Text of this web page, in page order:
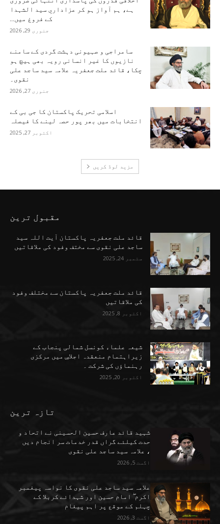
ہے، ہم آواز ہو کر عزاداریِ سید الشہدا
کے فروغ میں...
جنوری 29, 2026
سامراجی و صہیونی دہشت گردی کے سامنے
نازیوں کا غیر انسانی رویہ بھی ہیچ ہو
چکا، قائد ملت جعفریہ علامہ سید ساجد علی
نقوی۔
جنوری 27, 2026
اسلامی تحریک پاکستان کا جی بی کے
انتخابات میں بھر پور حصہ لینے کا فیصلہ
اکتوبر 27, 2025
مزید لوڈ کریں
مقبول ترین
قائد ملت جعفریہ پاکستان آیت اللہ سید
ساجد علی نقوی سے مختف وفود کی ملاقاتیں
ستمبر 24, 2025
قائد ملت جعفریہ پاکستان سے مختلف وفود
کی ملاقاتیں
اکتوبر 8, 2025
شیعہ علماء کونسل شمالی پنجاب کے
زیراہتمام منعقدہ اجلاسِ میں مرکزی
رہنماؤں کی شرکت ۔
اکتوبر 20, 2025
تازہ ترین
شہید قائد عارف حسین الحسینی نے اتحاد و
حدت کیلئے گراں قدر خدمات سر انجام دیں
، علامہ سید ساجد علی نقوی
اگست 5, 2026
علامہ سید ساجد علی نقوی کا نواسہ پیغمبر
اکرم ۖ امام حسین اور شہدائے کربلا کے
چہلم کے موقع پر اہم پیغام
اگست 3, 2026